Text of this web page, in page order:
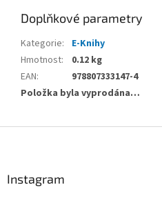
Doplňkové parametry
Kategorie:
E-Knihy
Hmotnost:
0.12 kg
EAN:
978807333147-4
Položka byla vyprodána…
Instagram